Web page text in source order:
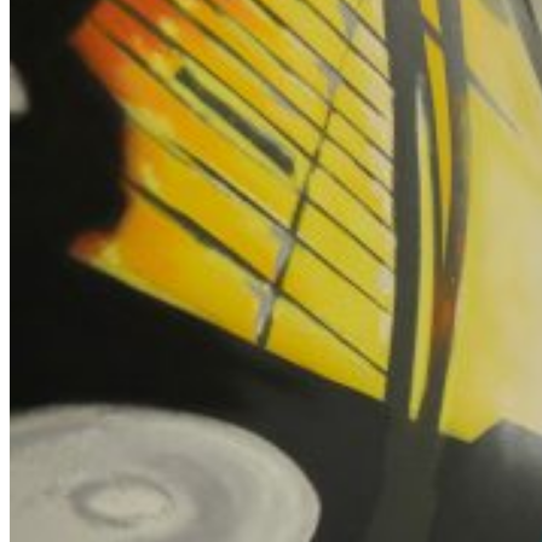
Open searchfield
Search